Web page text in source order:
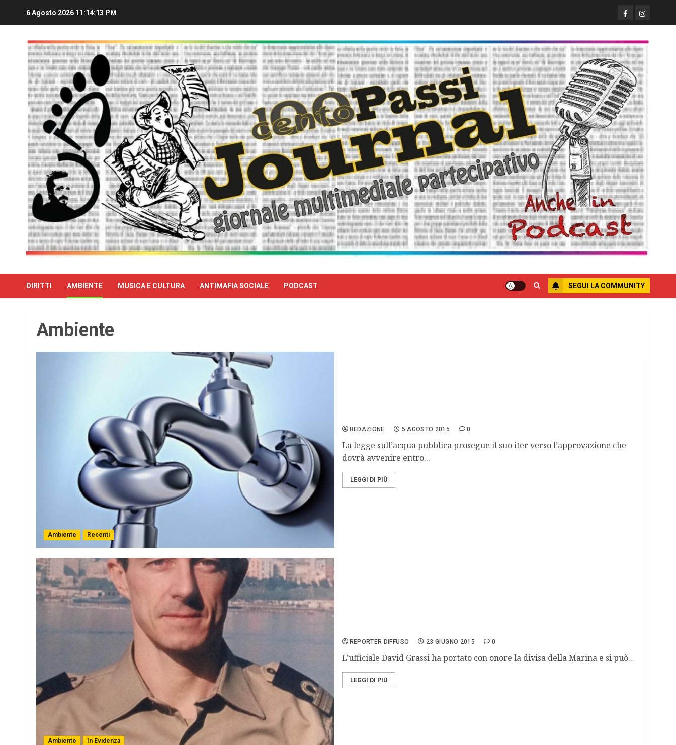
6 Agosto 2026 11:14:15 PM
DIRITTI AMBIENTE MUSICA E CULTURA ANTIMAFIA SOCIALE PODCAST SEGUI LA COMMUNITY
Ambiente
Ambiente Recenti
REDAZIONE 5 AGOSTO 2015 0
La legge sull’acqua pubblica prosegue il suo iter verso l’approvazione che
dovrà avvenire entro...
LEGGI DI PIÙ
Ambiente In Evidenza
REPORTER DIFFUSO 23 GIUGNO 2015 0
L’ufficiale David Grassi ha portato con onore la divisa della Marina e si può...
LEGGI DI PIÙ